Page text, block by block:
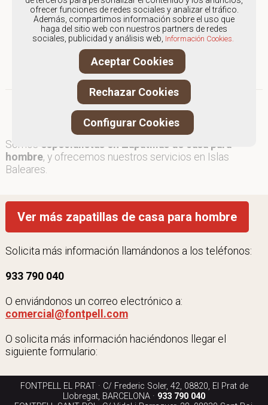
gestionados entre semana se
entregarán en menos de 48 horas;
los pedidos realizados en fin de
semana, el producto se enviará a
partir del lunes.
Somos especialistas en Zapatillas de casa para
hombre, y ofrecemos nuestros servicios en Islas
Baleares.
Ver más zapatillas de casa para hombre
Solicita más información llamándonos a los teléfonos:
933 790 040
O enviándonos un correo electrónico a:
comercial@fontpell.com
O solicita más información haciéndonos llegar el
siguiente formulario:
FONTPELL EL PRAT · C/ Frederic Soler, 42, 08820, El Prat de
Llobregat, BARCELONA · 933 790 040
ofrecer funciones de redes sociales y analizar el tráfico.
Además, compartimos información sobre el uso que
haga del sitio web con nuestros partners de redes
sociales, publicidad y análisis web, Información Cookies.
Aceptar Cookies
Rechazar Cookies
Configurar Cookies